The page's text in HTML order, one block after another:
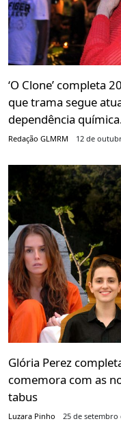
‘O Clone’ completa
que trama segue
dependência
Redação GLMRM 12 de
Glória Perez
comemora com as
tabus
Luzara Pinho 25 de setembro